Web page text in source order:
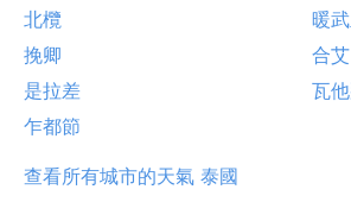
北欖 暖
挽卿
合艾
是拉差
瓦
乍都節
查看所有城市的天氣 泰國